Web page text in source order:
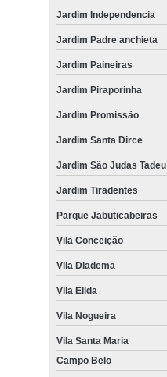
Jardim Independencia
Jardim Padre anchieta
Jardim Paineiras
Jardim Piraporinha
Jardim Promissão
Jardim Santa Dirce
Jardim São Judas Tadeu
Jardim Tiradentes
Parque Jabuticabeiras
Vila Conceição
Vila Diadema
Vila Elida
Vila Nogueira
Vila Santa Maria
Campo Belo